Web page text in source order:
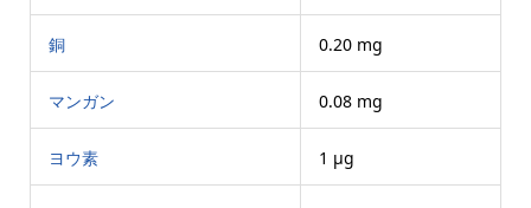
銅 0.20 mg
マンガン 0.08 mg
ヨウ素 1 μg